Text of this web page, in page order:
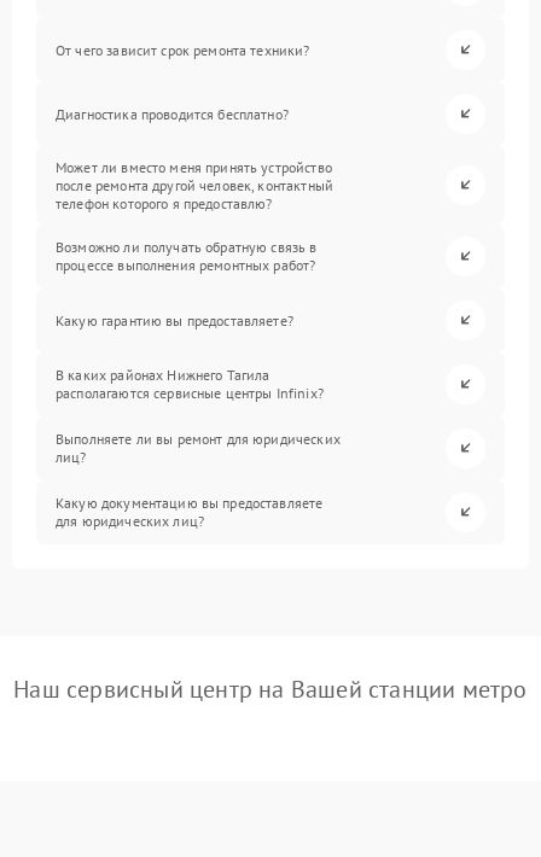
От чего зависит срок ремонта техники?
Диагностика проводится бесплатно?
Может ли вместо меня принять устройство
после ремонта другой человек, контактный
телефон которого я предоставлю?
Возможно ли получать обратную связь в
процессе выполнения ремонтных работ?
Какую гарантию вы предоставляете?
В каких районах Нижнего Тагила
располагаются сервисные центры Infinix?
Выполняете ли вы ремонт для юридических
лиц?
Какую документацию вы предоставляете
для юридических лиц?
Наш сервисный центр на Вашей станции метро